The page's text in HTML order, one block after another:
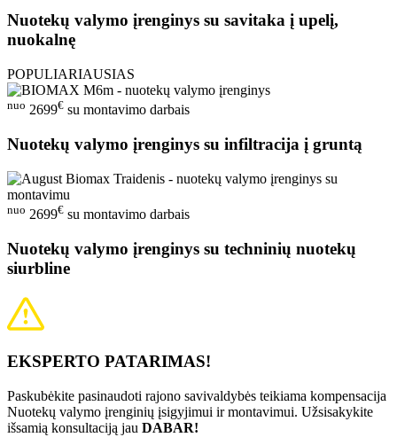
Nuotekų valymo įrenginys su savitaka į upelį,
nuokalnę
POPULIARIAUSIAS
nuo 2699€ su montavimo darbais
Nuotekų valymo įrenginys su infiltracija į gruntą
nuo 2699€ su montavimo darbais
Nuotekų valymo įrenginys su techninių nuotekų
siurbline
EKSPERTO PATARIMAS!
Paskubėkite pasinaudoti rajono savivaldybės teikiama kompensacija
Nuotekų valymo įrenginių įsigyjimui ir montavimui. Užsisakykite
išsamią konsultaciją jau DABAR!